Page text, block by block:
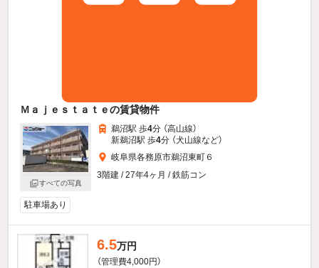
Ｍａｊｅｓｔａｔｅの賃貸物件
すべての写真
鵜沼駅 歩4分 （高山線）
新鵜沼駅 歩4分 （犬山線など）
岐阜県各務原市鵜沼東町６
3階建 / 27年4ヶ月 / 鉄筋コン
駐車場あり
6.5万円
（管理費4,000円）